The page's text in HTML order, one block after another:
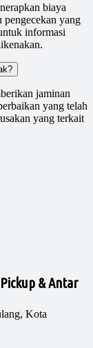
biaya
pengecekan yang
informasi
jaminan
yang telah
yang terkait
& Antar
Kota